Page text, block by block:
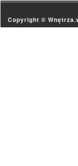
Copyright ©